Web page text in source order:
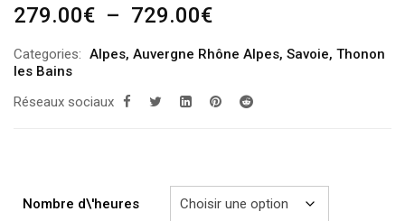
279.00€ – 729.00€Plage
prix :
279.00€
à
Categories: Alpes, Auvergne Rhône Alpes, Savoie, Thonon
les Bains
Réseaux sociaux
Nombre d\'heures